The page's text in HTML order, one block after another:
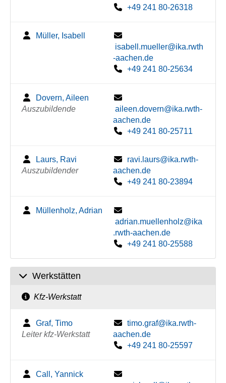
+49 241 80-26318
Müller, Isabell
isabell.mueller@ika.rwth
-aachen.de
+49 241 80-25634
Dovern, Aileen
Auszubildende
aileen.dovern@ika.rwth-
aachen.de
+49 241 80-25711
Laurs, Ravi
Auszubildender
ravi.laurs@ika.rwth-
aachen.de
+49 241 80-23894
Müllenholz, Adrian
adrian.muellenholz@ika
.rwth-aachen.de
+49 241 80-25588
Werkstätten
Kfz-Werkstatt
Graf, Timo
Leiter kfz-Werkstatt
timo.graf@ika.rwth-
aachen.de
+49 241 80-25597
Call, Yannick